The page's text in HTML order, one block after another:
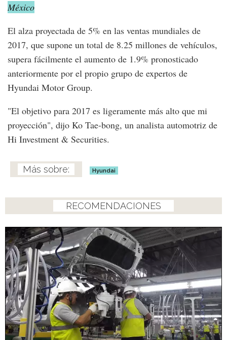
México
El alza proyectada de 5% en las ventas mundiales de
2017, que supone un total de 8.25 millones de vehículos,
supera fácilmente el aumento de 1.9% pronosticado
anteriormente por el propio grupo de expertos de
Hyundai Motor Group.
"El objetivo para 2017 es ligeramente más alto que mi
proyección", dijo Ko Tae-bong, un analista automotriz de
Hi Investment & Securities.
Hyundai
RECOMENDACIONES